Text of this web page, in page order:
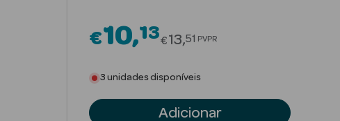
€10 13Price reduced from
€13 51 PVPR
3 unidades disponíveis
Adicionar